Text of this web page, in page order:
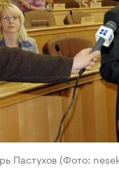
Пастухов (Фото: